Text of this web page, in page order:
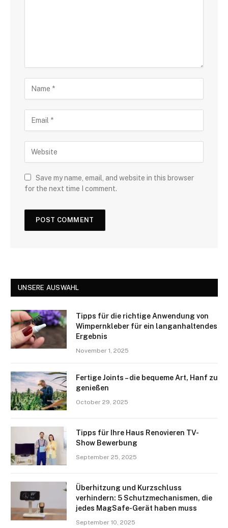
Save my name, email, and website in this browser
for the next time I comment.
UNSERE AUSWAHL
Tipps für die richtige Anwendung von
Wimpernkleber für ein langanhaltendes
Ergebnis
November 1, 2025
Fertige Joints – die bequeme Art, Hanf zu
genießen
October 29, 2025
Tipps für Ihre Haus Renovieren TV-
Show Bewerbung
September 25, 2025
Überhitzung und Kurzschluss
verhindern: 5 Schutzmechanismen, die
jedes MagSafe-Gerät haben muss
September 10, 2025